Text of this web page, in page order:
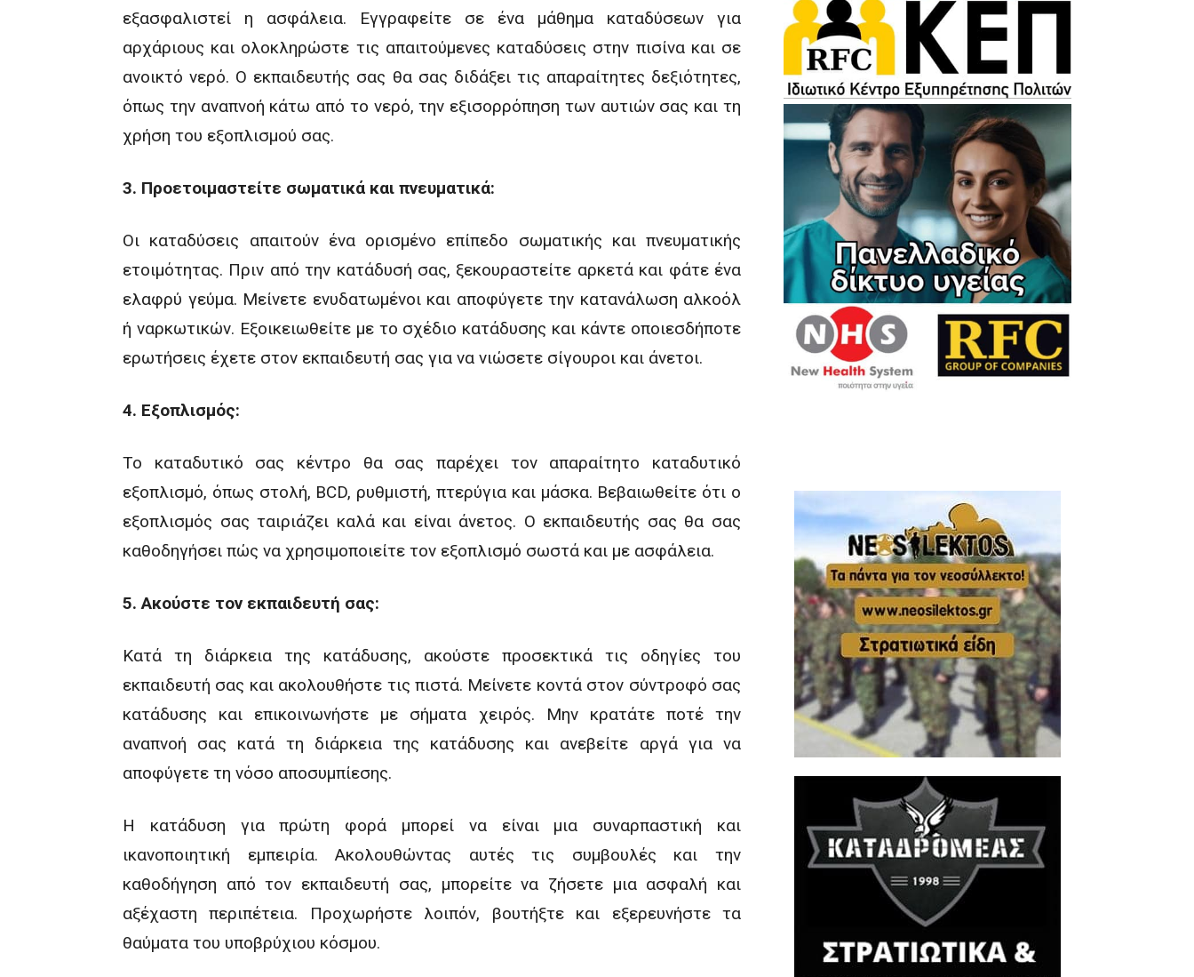
εξασφαλιστεί η ασφάλεια. Εγγραφείτε σε ένα μάθημα καταδύσεων για
αρχάριους και ολοκληρώστε τις απαιτούμενες καταδύσεις στην πισίνα και σε
ανοικτό νερό. Ο εκπαιδευτής σας θα σας διδάξει τις απαραίτητες δεξιότητες,
όπως την αναπνοή κάτω από το νερό, την εξισορρόπηση των αυτιών σας και τη
χρήση του εξοπλισμού σας.
3. Προετοιμαστείτε σωματικά και πνευματικά:
Οι καταδύσεις απαιτούν ένα ορισμένο επίπεδο σωματικής και πνευματικής
ετοιμότητας. Πριν από την κατάδυσή σας, ξεκουραστείτε αρκετά και φάτε ένα
ελαφρύ γεύμα. Μείνετε ενυδατωμένοι και αποφύγετε την κατανάλωση αλκοόλ
ή ναρκωτικών. Εξοικειωθείτε με το σχέδιο κατάδυσης και κάντε οποιεσδήποτε
ερωτήσεις έχετε στον εκπαιδευτή σας για να νιώσετε σίγουροι και άνετοι.
4. Εξοπλισμός:
Το καταδυτικό σας κέντρο θα σας παρέχει τον απαραίτητο καταδυτικό
εξοπλισμό, όπως στολή, BCD, ρυθμιστή, πτερύγια και μάσκα. Βεβαιωθείτε ότι ο
εξοπλισμός σας ταιριάζει καλά και είναι άνετος. Ο εκπαιδευτής σας θα σας
καθοδηγήσει πώς να χρησιμοποιείτε τον εξοπλισμό σωστά και με ασφάλεια.
5. Ακούστε τον εκπαιδευτή σας:
Κατά τη διάρκεια της κατάδυσης, ακούστε προσεκτικά τις οδηγίες του
εκπαιδευτή σας και ακολουθήστε τις πιστά. Μείνετε κοντά στον σύντροφό σας
κατάδυσης και επικοινωνήστε με σήματα χειρός. Μην κρατάτε ποτέ την
αναπνοή σας κατά τη διάρκεια της κατάδυσης και ανεβείτε αργά για να
αποφύγετε τη νόσο αποσυμπίεσης.
Η κατάδυση για πρώτη φορά μπορεί να είναι μια συναρπαστική και
ικανοποιητική εμπειρία. Ακολουθώντας αυτές τις συμβουλές και την
καθοδήγηση από τον εκπαιδευτή σας, μπορείτε να ζήσετε μια ασφαλή και
αξέχαστη περιπέτεια. Προχωρήστε λοιπόν, βουτήξτε και εξερευνήστε τα
θαύματα του υποβρύχιου κόσμου.